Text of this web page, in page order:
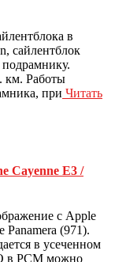
в
сайлентблок
подрамнику.
км. Работы
при Читать
Cayenne E3 /
с Apple
Panamera (971).
в усеченном
в PCM можно